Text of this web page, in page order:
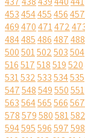
453454455456457
469470471472
484485486487488
500501502503504
516517518519520
531532533534535
547548549550551
563564565566567
578579580581582
594595596597598